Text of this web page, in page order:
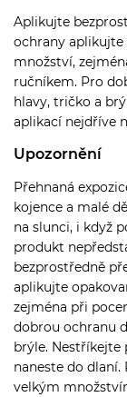
Aplikujte
ochrany
množství,
ručníkem. Pro
hlavy, tričko a
aplikací nejdříve
Upozornění
Přehnaná
kojence a malé
na slunci, i když
produkt
bezprostředně
aplikujte
zejména při
dobrou ochranu
brýle. Nestříkejte
naneste do
velkým